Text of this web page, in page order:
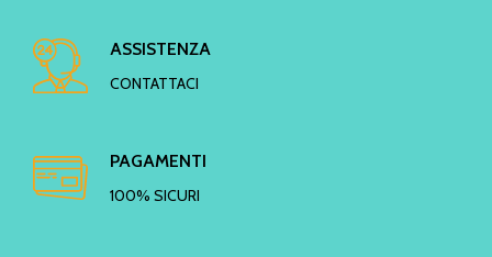
ASSISTENZA
CONTATTACI
PAGAMENTI
100% SICURI